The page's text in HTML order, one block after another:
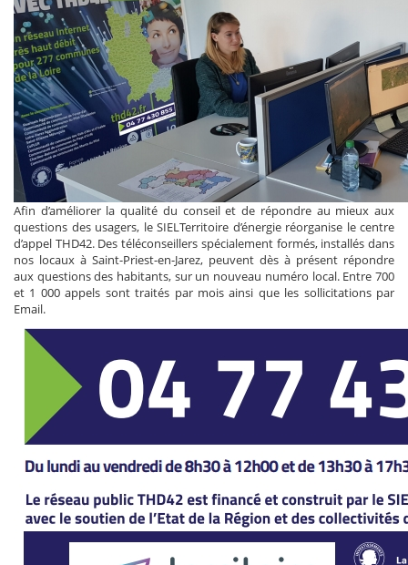
Afin d’améliorer la qualité du conseil et de répondre au mieux aux
questions des usagers, le SIELTerritoire d’énergie réorganise le centre
d’appel THD42. Des téléconseillers spécialement formés, installés dans
nos locaux à Saint-Priest-en-Jarez, peuvent dès à présent répondre
aux questions des habitants, sur un nouveau numéro local. Entre 700
et 1 000 appels sont traités par mois ainsi que les sollicitations par
Email.